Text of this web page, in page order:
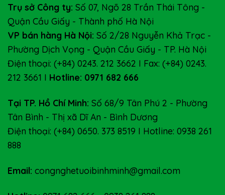
Trụ sở Công ty: Số 07, Ngõ 28 Trần Thái Tông -
Quận Cầu Giấy - Thành phố Hà Nội
VP bán hàng Hà Nội: Số 2/28 Nguyễn Khả Trạc -
Phường Dịch Vọng - Quận Cầu Giấy - TP. Hà Nội
Điện thoại: (+84) 0243. 212 3662 I Fax: (+84) 0243.
212 3661 I Hotline: 0971 682 666
Tại TP. Hồ Chí Minh: Số 68/9 Tân Phú 2 - Phường
Tân Bình - Thị xã Dĩ An - Bình Dương
Điện thoại: (+84) 0650. 373 8519 I Hotline: 0938 261
888
Email: congnghetuoibinhminh@gmail.com